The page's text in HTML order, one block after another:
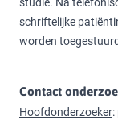
schriftelijke
worden
Contact
Hoofdonderzoeker